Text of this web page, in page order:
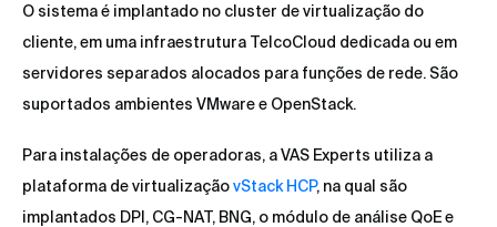
O sistema é implantado no cluster de virtualização do
cliente, em uma infraestrutura TelcoCloud dedicada ou em
servidores separados alocados para funções de rede. São
suportados ambientes VMware e OpenStack.
Para instalações de operadoras, a VAS Experts utiliza a
plataforma de virtualizaçãovStack HCP, na qual são
implantados DPI, CG-NAT, BNG, o módulo de análise QoE e